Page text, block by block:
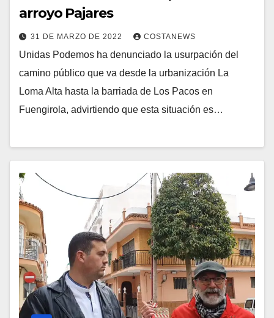
arroyo Pajares
31 DE MARZO DE 2022 COSTANEWS
Unidas Podemos ha denunciado la usurpación del
camino público que va desde la urbanización La
Loma Alta hasta la barriada de Los Pacos en
Fuengirola, advirtiendo que esta situación es…